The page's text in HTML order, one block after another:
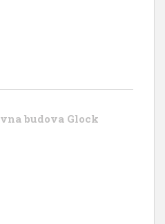
budova Glock